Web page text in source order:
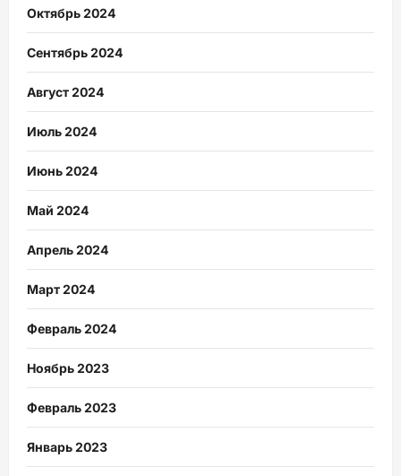
Октябрь 2024
Сентябрь 2024
Август 2024
Июль 2024
Июнь 2024
Май 2024
Апрель 2024
Март 2024
Февраль 2024
Ноябрь 2023
Февраль 2023
Январь 2023